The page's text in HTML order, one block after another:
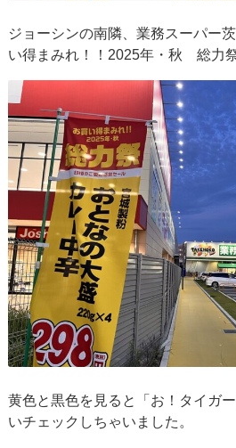
ジョーシンの南隣、業務スーパー
い得まみれ！！2025年・秋 総力
黄色と黒色を見ると「お！タイガ
いチェックしちゃいました。